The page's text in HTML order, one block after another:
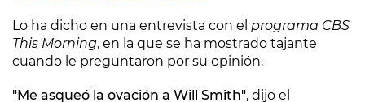
Lo ha dicho en una entrevista con el programa CBS
This Morning, en la que se ha mostrado tajante
cuando le preguntaron por su opinión.
"Me asqueó la ovación a Will Smith", dijo el